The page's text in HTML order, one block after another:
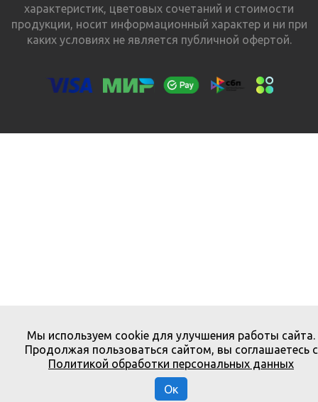
характеристик, цветовых сочетаний и стоимости
продукции, носит информационный характер и ни при
каких условиях не является публичной офертой.
Мы используем cookie для улучшения работы сайта.
Продолжая пользоваться сайтом, вы соглашаетесь с
Политикой обработки персональных данных
Ок